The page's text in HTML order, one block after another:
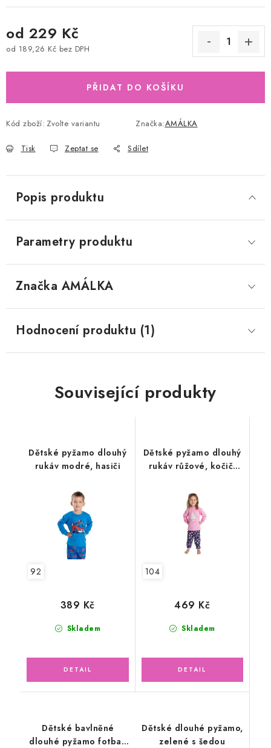
od 229 Kč
od 189,26 Kč bez DPH
PŘIDAT DO KOŠÍKU
Kód zboží: Zvolte variantu Značka:AMÁLKA
Tisk Zeptat se Sdílet
Popis produktu
Parametry produktu
Značka AMÁLKA
Hodnocení produktu (1)
Související produkty
Dětské pyžamo dlouhý
rukáv modré, hasiči
92
Skladem
389 Kč
Dětské pyžamo dlouhý
rukáv růžové, kočičí
104
Skladem
469 Kč
Dětské bavlněné
dlouhé pyžamo fotbal,
Dětské dlouhé pyžamo,
zelené s šedou